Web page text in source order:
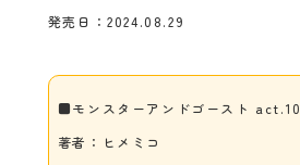
発売日：2024.08.29
■モンスターアンドゴースト act.10
著者：ヒメミコ